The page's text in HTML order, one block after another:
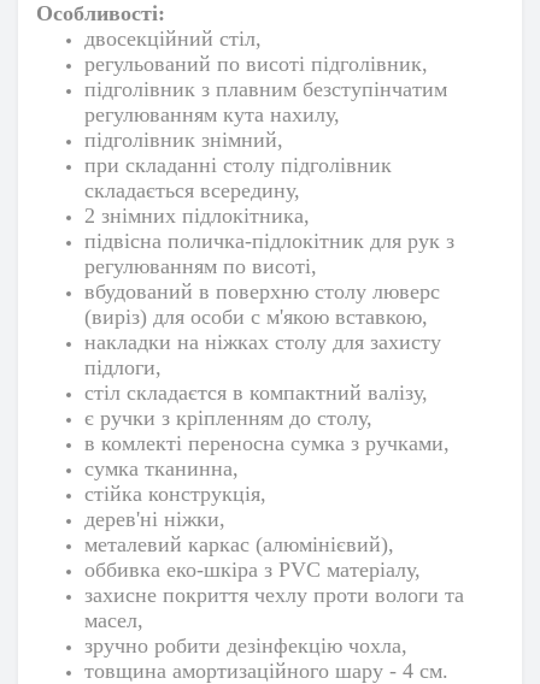
Особливості:
двосекційний стіл,
регульований по висоті підголівник,
підголівник з плавним безступінчатим
регулюванням кута нахилу,
підголівник знімний,
при складанні столу підголівник
складається всередину,
2 знімних підлокітника,
підвісна поличка-підлокітник для рук з
регулюванням по висоті,
вбудований в поверхню столу люверс
(виріз) для особи c м'якою вставкою,
накладки на ніжках столу для захисту
підлоги,
стіл складаєтся в компактний валізу,
є ручки з кріпленням до столу,
в комлекті переносна сумка з ручками,
сумка тканинна,
стійка конструкція,
дерев'ні ніжки,
металевий каркас (алюмінієвий),
оббивка еко-шкіра з PVC матеріалу,
захисне покриття чехлу проти вологи та
масел,
зручно робити дезінфекцію чохла,
товщина амортизаційного шару - 4 см.